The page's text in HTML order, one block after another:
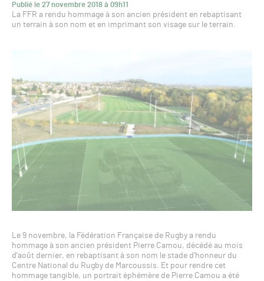
Publié le 27 novembre 2018 à 09h11
La FFR a rendu hommage à son ancien président en rebaptisant
un terrain à son nom et en imprimant son visage sur le terrain.
Le 9 novembre, la Fédération Française de Rugby a rendu
hommage à son ancien président Pierre Camou, décédé au mois
d’août dernier, en rebaptisant à son nom le stade d’honneur du
Centre National du Rugby de Marcoussis. Et pour rendre cet
hommage tangible, un portrait éphémère de Pierre Camou a été